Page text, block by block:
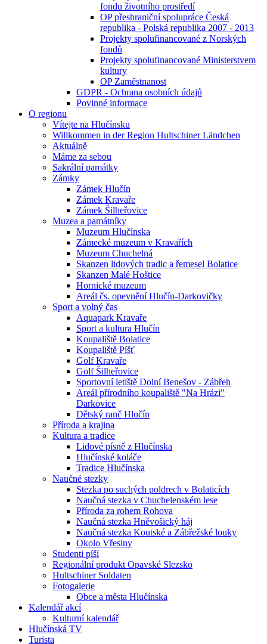
fondu životního prostředí
OP přeshraniční spolupráce Česká
republika - Polská republika 2007 - 2013
Projekty spolufinancované z Norských
fondů
Projekty spolufinancované Ministerstvem
kultury
OP Zaměstnanost
GDPR - Ochrana osobních údajů
Povinné informace
O regionu
Vítejte na Hlučínsku
Willkommen in der Region Hultschiner Ländchen
Aktuálně
Máme za sebou
Sakrální památky
Zámky
Zámek Hlučín
Zámek Kravaře
Zámek Šilheřovice
Muzea a památníky
Muzeum Hlučínska
Zámecké muzeum v Kravařích
Muzeum Chuchelná
Skanzen lidových tradic a řemesel Bolatice
Skanzen Malé Hoštice
Hornické muzeum
Areál čs. opevnění Hlučín-Darkovičky
Sport a volný čas
Aquapark Kravaře
Sport a kultura Hlučín
Koupaliště Bolatice
Koupaliště Píšť
Golf Kravaře
Golf Šilheřovice
Sportovní letiště Dolní Benešov - Zábřeh
Areál přírodního koupaliště "Na Hrázi"
Darkovice
Dětský ranč Hlučín
Příroda a krajina
Kultura a tradice
Lidové písně z Hlučínska
Hlučínské koláče
Tradice Hlučínska
Naučné stezky
Stezka po suchých poldrech v Bolaticích
Naučná stezka v Chuchelenském lese
Příroda za rohem Rohova
Naučná stezka Hněvošický háj
Naučná stezka Koutské a Zábřežské louky
Okolo Vřesiny
Studenti píší
Regionální produkt Opavské Slezsko
Hultschiner Soldaten
Fotogalerie
Obce a města Hlučínska
Kalendář akcí
Kulturní kalendář
Hlučínská TV
Turista